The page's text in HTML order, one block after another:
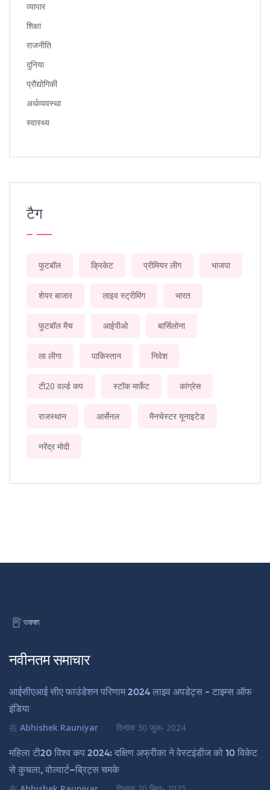
व्यापार
शिक्षा
राजनीति
दुनिया
प्रौद्योगिकी
अर्थव्यवस्था
स्वास्थ्य
टैग
फुटबॉल क्रिकेट प्रीमियर लीग भाजपा
शेयर बाजार लाइव स्ट्रीमिंग भारत
फुटबॉल मैच आईपीओ बार्सिलोना
ला लीगा पाकिस्तान निवेश
टी20 वर्ल्ड कप स्टॉक मार्केट कांग्रेस
राजस्थान आर्सेनल मैनचेस्टर यूनाइटेड
नरेंद्र मोदी
नवीनतम समाचार
आईसीएआई सीए फाउंडेशन परिणाम 2024 लाइव अपडेट्स - टाइम्स ऑफ
इंडिया
在 Abhishek Rauniyar दिनांक 30 जुल॰ 2024
महिला टी20 विश्व कप 2024: दक्षिण अफ्रीका ने वेस्टइंडीज को 10 विकेट
से कुचला, वोल्वार्ट–ब्रिट्स चमके